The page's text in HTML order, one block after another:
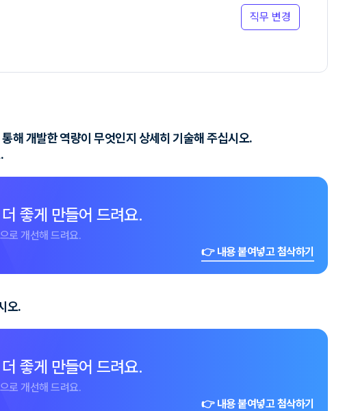
직무 변경
해 개발한 역량이 무엇인지 상세히 기술해 주십시오.
좋게 만들어 드려요.
로 개선해 드려요.
👉 내용 붙여넣고 첨삭하기
오.
좋게 만들어 드려요.
로 개선해 드려요.
👉 내용 붙여넣고 첨삭하기